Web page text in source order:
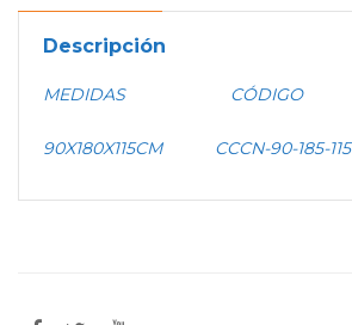
Descripción
MEDIDAS CÓDIGO
90X180X115CM CCCN-90-185-115